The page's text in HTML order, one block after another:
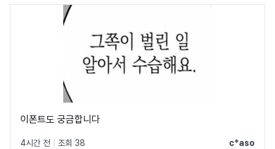
이폰트도 궁금합니다
4시간 전 조회 38 c*aso